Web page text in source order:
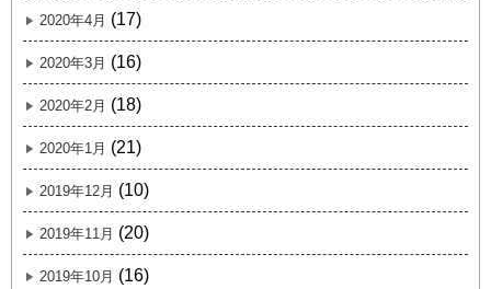
2020年4月 (17)
2020年3月 (16)
2020年2月 (18)
2020年1月 (21)
2019年12月 (10)
2019年11月 (20)
2019年10月 (16)